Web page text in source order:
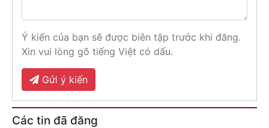
Ý kiến của bạn sẽ được biên tập trước khi đăng.
Xin vui lòng gõ tiếng Việt có dấu.
Gửi ý kiến
Các tin đã đăng